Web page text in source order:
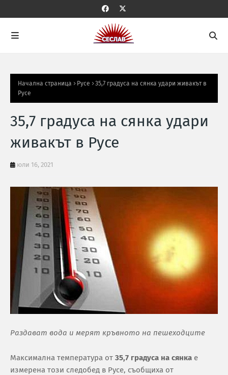
Начална страница Русе
35,7 градуса на сянка удари живакът в
Русе
35,7 градуса на сянка удари
живакът в Русе
юли 16, 2021
Раздават вода и мерят кръвното на пешеходците
Максимална температура от 35,7 градуса на сянка е
измерена този следобед в Русе, съобщиха от